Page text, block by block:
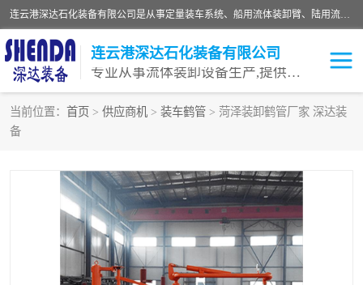
连云港深达石化装备有限公司是从事定量装车系统、船用流体装卸臂、陆用流体装卸臂（鹤管）、活动梯、钢构平台等全系列流体装卸设备的设计、制造、销售以及服务的专业供应商。公司始终以客户为中心，密切跟踪国内外油气储运及装卸设备先进技术的发展，以先进的技术、优质的产品、一流的服务，满足客户需求。
连云港深达石化装备有限公司
专业从事流体装卸设备生产,提供全面解决方案，生产与定制服务
当前位置： 首页 > 供应商机 > 装车鹤管 > 菏泽装卸鹤管厂家 深达装
备
卸车鹤管 LNG鹤管
液氨装鹤管 潜油泵鹤管
流体装卸臂